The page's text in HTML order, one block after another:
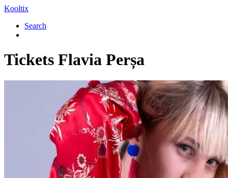
Kooltix
Search
Tickets Flavia Perșa